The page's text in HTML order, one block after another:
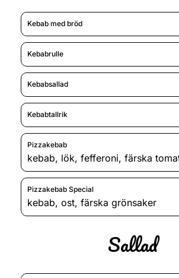
Kebab med bröd
Kebabrulle
Kebabsallad
Kebabtallrik
Pizzakebab
kebab, lök, fefferoni, färska
Pizzakebab Special
kebab, ost, färska grönsaker
Sallad